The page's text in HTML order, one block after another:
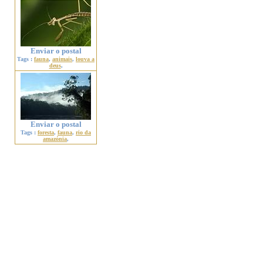
Enviar o postal
Tags : fauna, animais, louva a
deus,
Enviar o postal
Tags : foresta, fauna, rio da
amazónia,